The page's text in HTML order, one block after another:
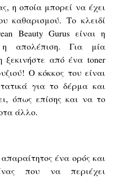
η οποία μπορεί να έχει
καθαρισμού. Το κλειδί
Beauty Gurus είναι η
απολέπιση. Για μία
ξεκινήστε από ένα toner
Ο κόκκος του είναι
για το δέρμα και
όπως επίσης και να το
άλλο.
ένα ορός και
που να περιέχει